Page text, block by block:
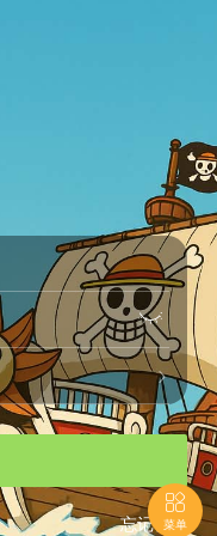


忘记密码

菜单